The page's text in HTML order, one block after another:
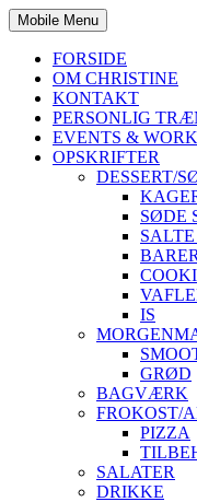
Mobile Menu
FORSIDE
OM CHRISTINE
KONTAKT
PERSONLIG
EVENTS &
OPSKRIFTER
DESSERT/
SØDE
BARER
IS
GRØD
BAGVÆRK
FROKOST/
PIZZA
SALATER
DRIKKE